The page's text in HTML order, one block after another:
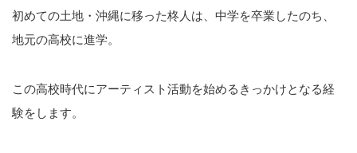
初めての土地・沖縄に移った柊人は、中学を卒業したのち、
地元の高校に進学。
この高校時代にアーティスト活動を始めるきっかけとなる経
験をします。